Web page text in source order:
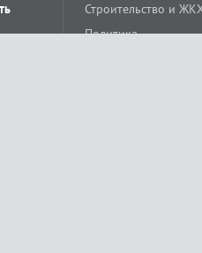
Строительство и
Политика